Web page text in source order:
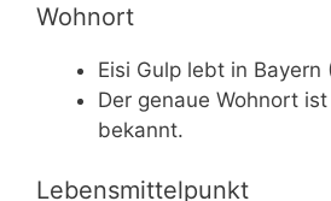
Wohnort
Eisi Gulp lebt in Bayern
Der genaue Wohnort
bekannt.
Lebensmittelpunkt